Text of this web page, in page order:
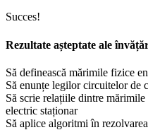
Succes!
Rezultate așteptate ale
Să definească mărimile fizice
Să enunțe legilor circuitelor de
Să scrie relațiile dintre
electric staționar
Să aplice algoritmi în